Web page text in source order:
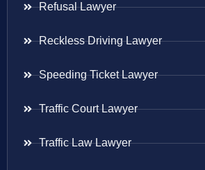
Refusal Lawyer
Reckless Driving Lawyer
Speeding Ticket Lawyer
Traffic Court Lawyer
Traffic Law Lawyer